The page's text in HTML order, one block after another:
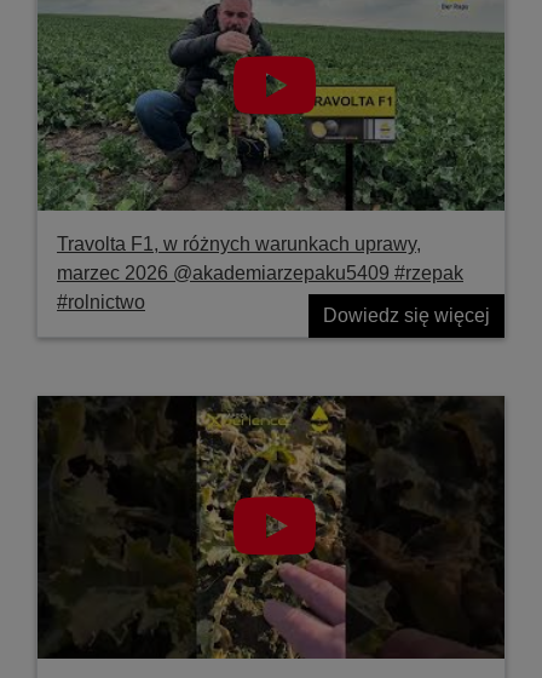
Travolta F1, w różnych warunkach uprawy,
marzec 2026 @akademiarzepaku5409 #rzepak
#rolnictwo
Dowiedz się więcej